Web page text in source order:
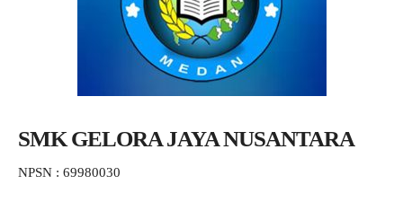
SMK GELORA JAYA NUSANTARA
NPSN : 69980030